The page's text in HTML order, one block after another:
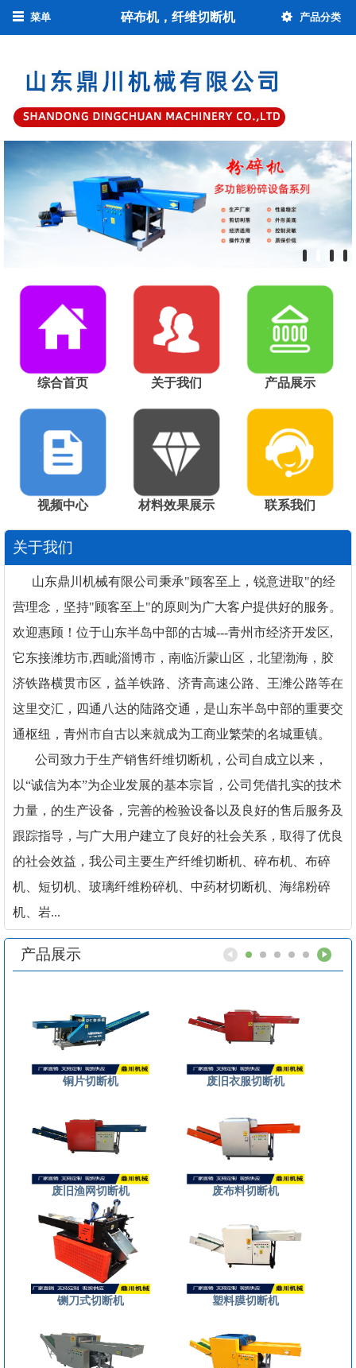
碎布机，纤维切断机
菜单 产品分类
综合首页 关于我们 产品展示
视频中心 材料效果展示 联系我们
关于我们
山东鼎川机械有限公司秉承"顾客至上，锐意进取"的经
营理念，坚持"顾客至上"的原则为广大客户提供好的服务。
欢迎惠顾！位于山东半岛中部的古城---青州市经济开发区,
它东接潍坊市,西眦淄博市，南临沂蒙山区，北望渤海，胶
济铁路横贯市区，益羊铁路、济青高速公路、王潍公路等在
这里交汇，四通八达的陆路交通，是山东半岛中部的重要交
通枢纽，青州市自古以来就成为工商业繁荣的名城重镇。
公司致力于生产销售纤维切断机，公司自成立以来，
以“诚信为本”为企业发展的基本宗旨，公司凭借扎实的技术
力量，的生产设备，完善的检验设备以及良好的售后服务及
跟踪指导，与广大用户建立了良好的社会关系，取得了优良
的社会效益，我公司主要生产纤维切断机、碎布机、布碎
机、短切机、玻璃纤维粉碎机、中药材切断机、海绵粉碎
机、岩...
产品展示
铜片切断机 废旧衣服切断机
废旧渔网切断机 废布料切断机
铡刀式切断机 塑料膜切断机